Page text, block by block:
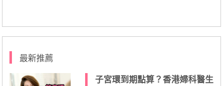
最新推薦
子宮環到期點算？香港婦科醫生